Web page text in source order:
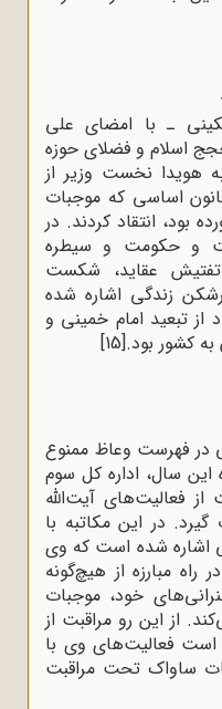
مشکینی ـ با امضای علی
اسلام و فضلای حوزه
هویدا نخست وزیر از
اساسی که موجبات
بود، انتقاد کردند. در
و حکومت و سیطره
عقاید، شکست
زندگی اشاره شده
از تبعید امام خمینی و
به کشور بود.[15]
مشکینی در فهرست وعاظ ممنوع
سال، اداره کل سوم
فعالیت‌های آیت‌الله
در این مکاتبه با
اشاره شده است که وی
راه مبارزه از هیچ‌گونه
خود، موجبات
از این رو مراقبت از
است فعالیت‌های وی با
ساواک تحت مراقبت